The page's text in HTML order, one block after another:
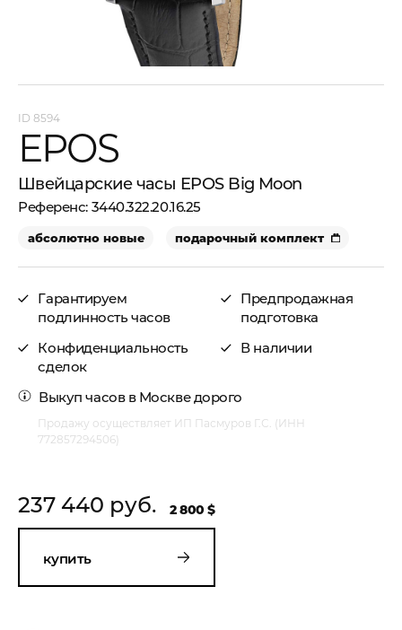
8594
EPOS
Швейцарские часы EPOS Big Moon
3440.322.20.16.25
абсолютно новые подарочный комплект
Гарантируем
подлинность часов
Конфиденциальность
сделок
Предпродажная
подготовка
В наличии
Выкуп часов в Москведорого
Продажу осуществляет ИП Пасмуров Г.С. (ИНН
772857294506)
237 440 руб. 2 800 $
купить